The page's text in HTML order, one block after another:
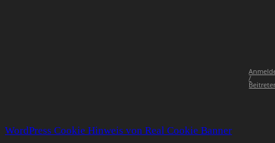
/
WordPress Cookie Hinweis von Real Cookie Banner